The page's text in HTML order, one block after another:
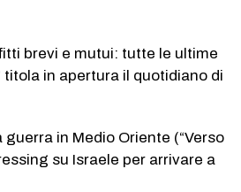
brevi e mutui: tutte le ultime
titola in apertura il quotidiano di
in Medio Oriente (“Verso
su Israele per arrivare a